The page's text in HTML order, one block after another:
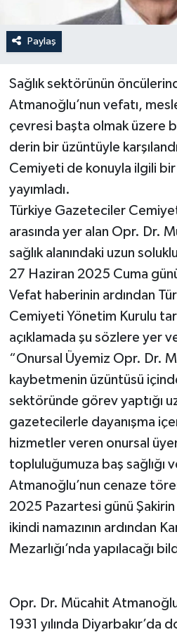
Paylaş
Sağlık sektörünün
Atmanoğlu’nun vefatı,
çevresi başta olmak üzere
derin bir üzüntüyle
Cemiyeti de konuyla ilgili bir
yayımladı.
Türkiye Gazeteciler
arasında yer alan Opr. Dr.
sağlık alanındaki uzun
27 Haziran 2025 Cuma
Vefat haberinin ardından
Cemiyeti Yönetim Kurulu
açıklamada şu sözlere yer
“Onursal Üyemiz Opr. Dr.
kaybetmenin üzüntüsü
sektöründe görev yaptığı
gazetecilerle dayanışma
hizmetler veren onursal
topluluğumuza baş sağlığı
Atmanoğlu’nun cenaze
2025 Pazartesi günü Şakirin
ikindi namazının ardından
Mezarlığı’nda yapılacağı
Opr. Dr. Mücahit
1931 yılında Diyarbakır’da